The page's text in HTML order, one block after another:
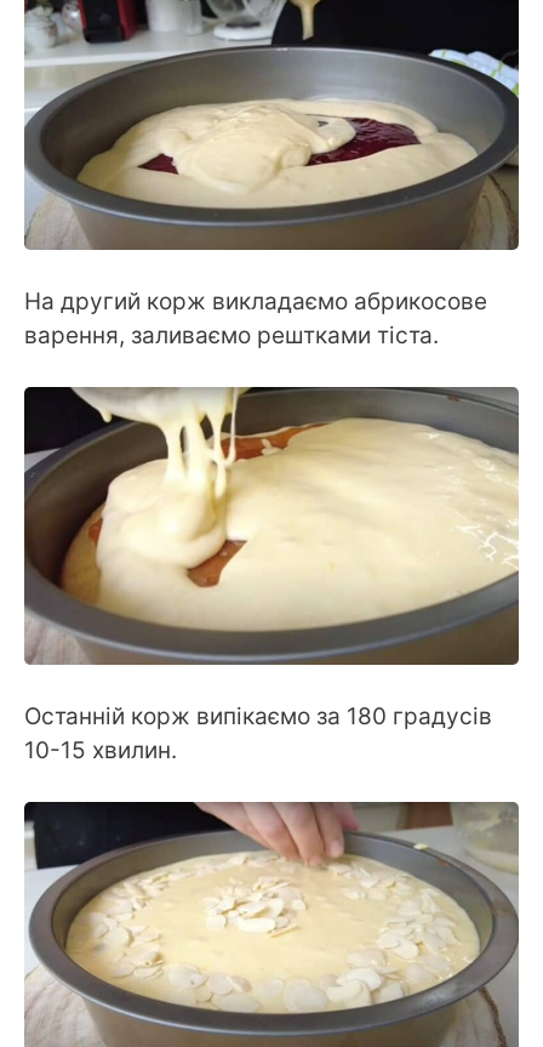
На другий корж викладаємо абрикосове
варення, заливаємо рештками тіста.
Останній корж випікаємо за 180 градусів
10-15 хвилин.